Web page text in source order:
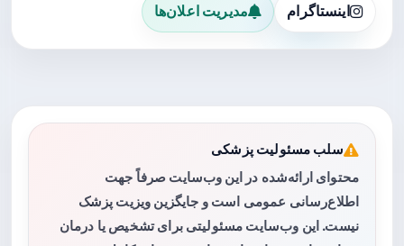
اینستاگرام مدیریت اعلان‌ها
سلب مسئولیت پزشکی
محتوای ارائه‌شده در این وب‌سایت صرفاً جهت
اطلاع‌رسانی عمومی است و جایگزین ویزیت پزشک
نیست. این وب‌سایت مسئولیتی برای تشخیص یا درمان